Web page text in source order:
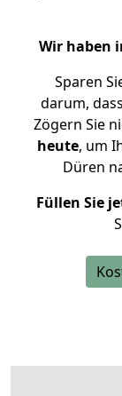
Wir haben
Sparen
darum,
Zögern Sie
heute, um
Düren
Füllen Sie